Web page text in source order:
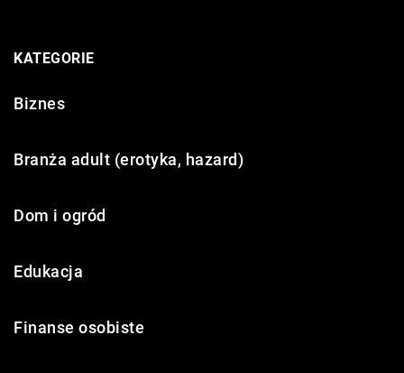
KATEGORIE
Biznes
Branża adult (erotyka, hazard)
Dom i ogród
Edukacja
Finanse osobiste